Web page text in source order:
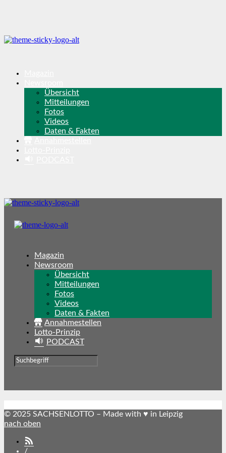
Übersicht
Mitteilungen
Fotos
Videos
Daten & Fakten
Magazin
Newsroom
Übersicht
Mitteilungen
Fotos
Videos
Daten & Fakten
Annahmestellen
Lotto-Prinzip
PODCAST
© 2025 SACHSENLOTTO – Made with ♥ in Leipzig
nach oben
/